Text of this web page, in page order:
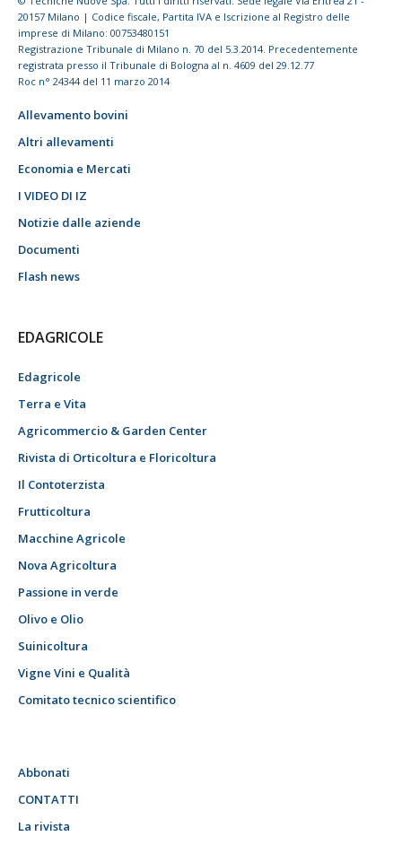
20157 Milano | Codice fiscale, Partita IVA e Iscrizione al Registro delle
imprese di Milano: 00753480151
Registrazione Tribunale di Milano n. 70 del 5.3.2014. Precedentemente
registrata presso il Tribunale di Bologna al n. 4609 del 29.12.77
Roc n° 24344 del 11 marzo 2014
Allevamento bovini
Altri allevamenti
Economia e Mercati
I VIDEO DI IZ
Notizie dalle aziende
Documenti
Flash news
EDAGRICOLE
Edagricole
Terra e Vita
Agricommercio & Garden Center
Rivista di Orticoltura e Floricoltura
Il Contoterzista
Frutticoltura
Macchine Agricole
Nova Agricoltura
Passione in verde
Olivo e Olio
Suinicoltura
Vigne Vini e Qualità
Comitato tecnico scientifico
Abbonati
CONTATTI
La rivista